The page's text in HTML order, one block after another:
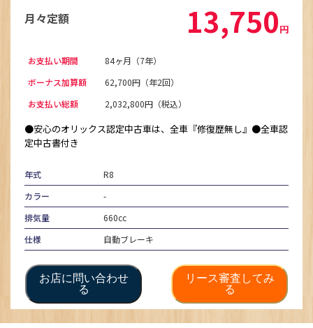
月々定額 13,750円
お支払い期間
84ヶ月（7年）
ボーナス加算額
62,700円（年2回）
お支払い総額
2,032,800円（税込）
●安心のオリックス認定中古車は、全車『修復歴無し』●全車認
定中古書付き
年式
R8
カラー
-
排気量
660cc
仕様
自動ブレーキ
お店に問い合わせ
る
リース審査してみ
る